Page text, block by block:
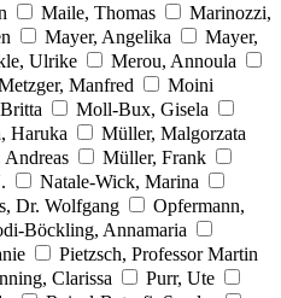
Maile, Thomas
Marinozzi,
Mayer, Angelika
Mayer,
Ulrike
Merou, Annoula
Manfred
Moini
Moll-Bux, Gisela
Haruka
Müller, Malgorzata
Müller, Frank
Natale-Wick, Marina
Dr. Wolfgang
Opfermann,
Böckling, Annamaria
Pietzsch, Professor Martin
Clarissa
Purr, Ute